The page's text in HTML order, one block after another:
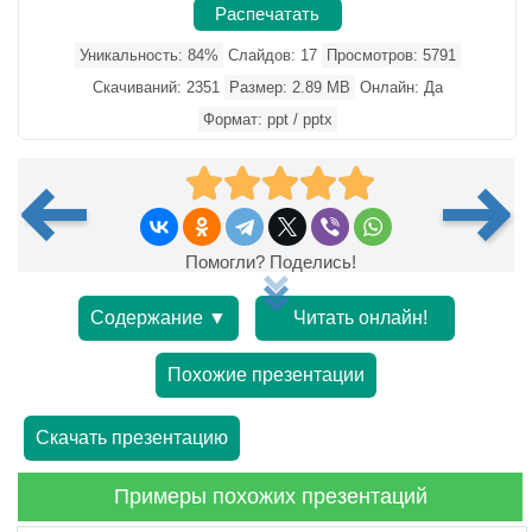
Распечатать
Уникальность: 84% Слайдов: 17
Просмотров: 5791
Скачиваний: 2351
Размер: 2.89 MB Онлайн: Да
Формат: ppt / pptx
Помогли? Поделись!
Содержание ▼ Читать онлайн!
Похожие презентации
Скачать презентацию
Примеры похожих презентаций